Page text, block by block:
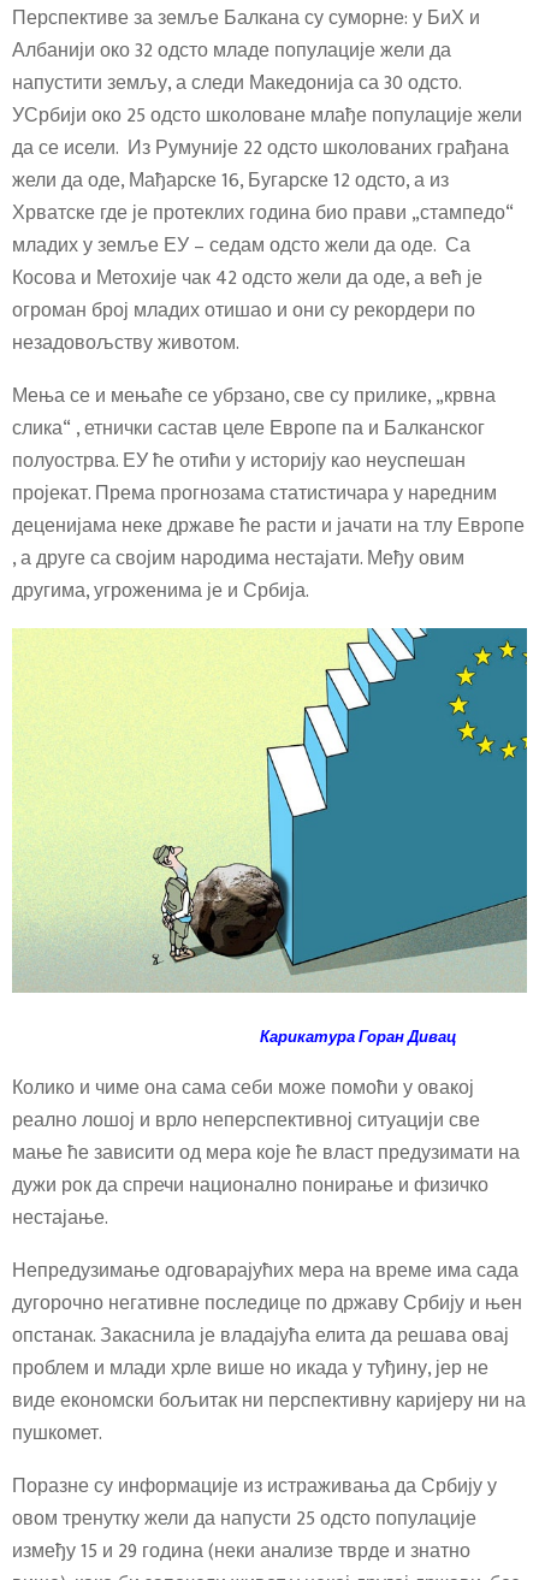
Перспективе за земље Балкана су суморне: у БиХ и
Албанији око 32 одсто младе популације жели да
напустити земљу, а следи Македонија са 30 одсто.
УСрбији око 25 одсто школоване млађе популације жели
да се исели. Из Румуније 22 одсто школованих грађана
жели да оде, Мађарске 16, Бугарске 12 одсто, а из
Хрватске где је протеклих година био прави „стампедо“
младих у земље ЕУ – седам одсто жели да оде. Са
Косова и Метохије чак 42 одсто жели да оде, а већ је
огроман број младих отишао и они су рекордери по
незадовољству животом.
Мења се и мењаће се убрзано, све су прилике, „крвна
слика“ , етнички састав целе Европе па и Балканског
полуострва. ЕУ ће отићи у историју као неуспешан
пројекат. Према прогнозама статистичара у наредним
деценијама неке државе ће расти и јачати на тлу Европе
, а друге са својим народима нестајати. Међу овим
другима, угроженима је и Србија.
Карикатура Горан Дивац
Колико и чиме она сама себи може помоћи у овакој
реално лошој и врло неперспективној ситуацији све
мање ће зависити од мера које ће власт предузимати на
дужи рок да спречи национално понирање и физичко
нестајање.
Непредузимање одговарајућих мера на време има сада
дугорочно негативне последице по државу Србију и њен
опстанак. Закаснила је владајућа елита да решава овај
проблем и млади хрле више но икада у туђину, јер не
виде економски бољитак ни перспективну каријеру ни на
пушкомет.
Поразне су информације из истраживања да Србију у
овом тренутку жели да напусти 25 одсто популације
између 15 и 29 година (неки анализе тврде и знатно